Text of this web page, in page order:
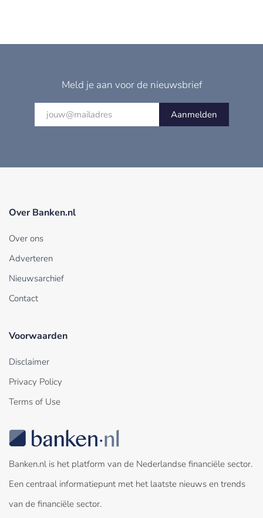
Meld je aan voor de nieuwsbrief
Aanmelden
Over Banken.nl
Over ons
Adverteren
Nieuwsarchief
Contact
Voorwaarden
Disclaimer
Privacy Policy
Terms of Use
Banken.nl is het platform van de Nederlandse financiële sector.
Een centraal informatiepunt met het laatste nieuws en trends
van de financiële sector.